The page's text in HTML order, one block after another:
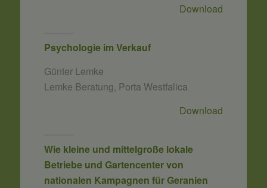
Download
Psychologie im Verkauf
Günter Lemke
Lemke Beratung, Porta Westfalica
Download
Wie kleine und mittelgroße lokale
Betriebe und Gartencenter von
nationalen Kampagnen für Geranien